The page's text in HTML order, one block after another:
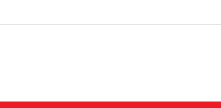
जन विश्वास अभियान